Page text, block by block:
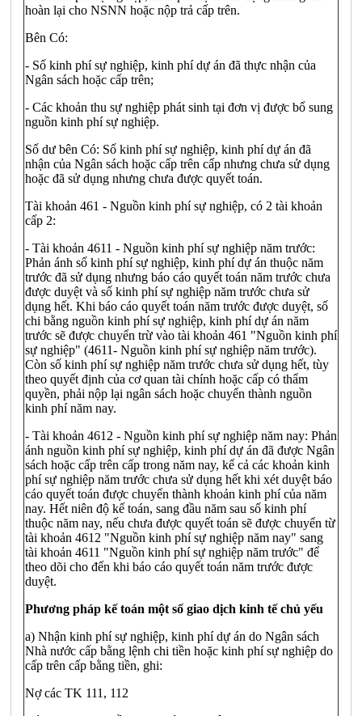
hoàn lại cho NSNN hoặc nộp trả cấp trên.
Bên Có:
- Số kinh phí sự nghiệp, kinh phí dự án đã thực nhận của
Ngân sách hoặc cấp trên;
- Các khoản thu sự nghiệp phát sinh tại đơn vị được bổ sung
nguồn kinh phí sự nghiệp.
Số dư bên Có: Số kinh phí sự nghiệp, kinh phí dự án đã
nhận của Ngân sách hoặc cấp trên cấp nhưng chưa sử dụng
hoặc đã sử dụng nhưng chưa được quyết toán.
Tài khoản 461 - Nguồn kinh phí sự nghiệp, có 2 tài khoản
cấp 2:
- Tài khoản 4611 - Nguồn kinh phí sự nghiệp năm trước:
Phản ánh số kinh phí sự nghiệp, kinh phí dự án thuộc năm
trước đã sử dụng nhưng báo cáo quyết toán năm trước chưa
được duyệt và số kinh phí sự nghiệp năm trước chưa sử
dụng hết. Khi báo cáo quyết toán năm trước được duyệt, số
chi bằng nguồn kinh phí sự nghiệp, kinh phí dự án năm
trước sẽ được chuyển trừ vào tài khoản 461 "Nguồn kinh phí
sự nghiệp" (4611- Nguồn kinh phí sự nghiệp năm trước).
Còn số kinh phí sự nghiệp năm trước chưa sử dụng hết, tùy
theo quyết định của cơ quan tài chính hoặc cấp có thẩm
quyền, phải nộp lại ngân sách hoặc chuyển thành nguồn
kinh phí năm nay.
- Tài khoản 4612 - Nguồn kinh phí sự nghiệp năm nay: Phản
ánh nguồn kinh phí sự nghiệp, kinh phí dự án đã được Ngân
sách hoặc cấp trên cấp trong năm nay, kể cả các khoản kinh
phí sự nghiệp năm trước chưa sử dụng hết khi xét duyệt báo
cáo quyết toán được chuyển thành khoản kinh phí của năm
nay. Hết niên độ kế toán, sang đầu năm sau số kinh phí
thuộc năm nay, nếu chưa được quyết toán sẽ được chuyển từ
tài khoản 4612 "Nguồn kinh phí sự nghiệp năm nay" sang
tài khoản 4611 "Nguồn kinh phí sự nghiệp năm trước" để
theo dõi cho đến khi báo cáo quyết toán năm trước được
duyệt.
Phương pháp kế toán một số giao dịch kinh tế chủ yếu
a) Nhận kinh phí sự nghiệp, kinh phí dự án do Ngân sách
Nhà nước cấp bằng lệnh chi tiền hoặc kinh phí sự nghiệp do
cấp trên cấp bằng tiền, ghi:
Nợ các TK 111, 112